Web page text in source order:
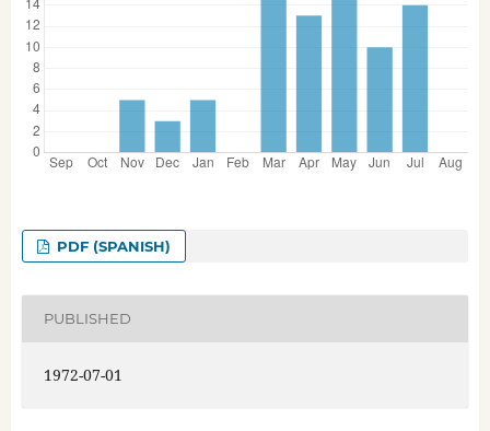
PDF (SPANISH)
PUBLISHED
1972-07-01